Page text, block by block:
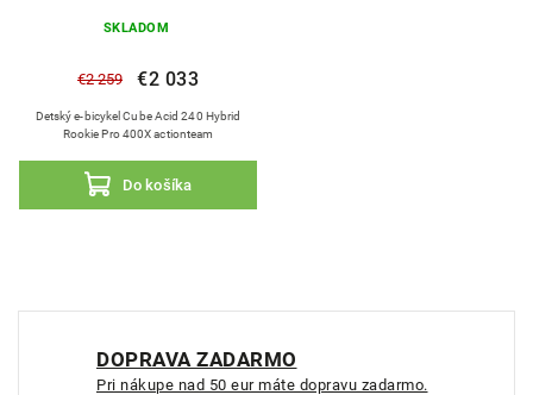
SKLADOM
€2 259 €2 033
Do košíka
Detský e-bicykel Cube Acid 240 Hybrid
Rookie Pro 400X actionteam
DOPRAVA ZADARMO
Pri nákupe nad 50 eur máte dopravu zadarmo.